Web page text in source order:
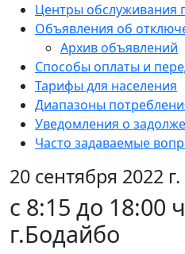
Центры обслуживания
Объявления об
Архив объявлений
Способы оплаты и
Тарифы для населения
Диапазоны
Уведомления о
Часто задаваемые
20 сентября 2022 г.
с 8:15 до 18:00
г.Бодайбо